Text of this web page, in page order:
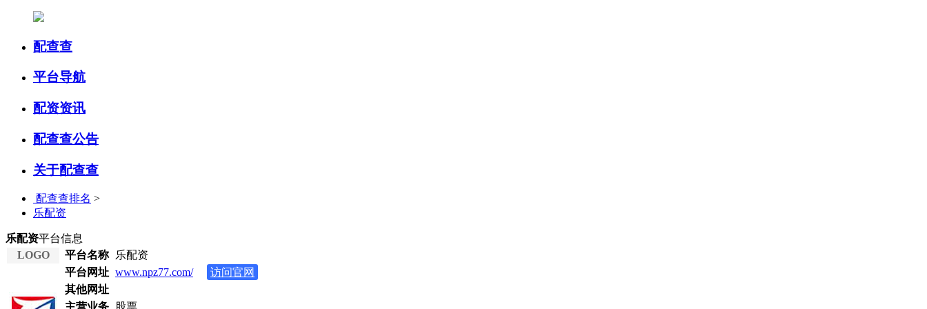
配查查
平台导航
配资资讯
配查查公告
关于配查查
配查查排名 >
乐配资
乐配资平台信息
LOGO
平台名称
乐配资
平台网址 www.npz77.com/
访问官网
其他网址